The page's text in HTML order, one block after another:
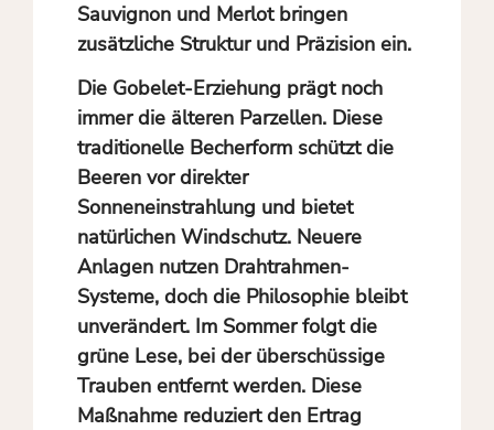
Sauvignon und Merlot bringen
zusätzliche Struktur und Präzision ein.
Die Gobelet-Erziehung prägt noch
immer die älteren Parzellen. Diese
traditionelle Becherform schützt die
Beeren vor direkter
Sonneneinstrahlung und bietet
natürlichen Windschutz. Neuere
Anlagen nutzen Drahtrahmen-
Systeme, doch die Philosophie bleibt
unverändert. Im Sommer folgt die
grüne Lese, bei der überschüssige
Trauben entfernt werden. Diese
Maßnahme reduziert den Ertrag